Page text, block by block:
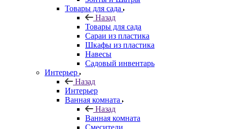
Товары для сада
Назад
Товары для сада
Сараи из пластика
Шкафы из пластика
Навесы
Садовый инвентарь
Интерьер
Назад
Интерьер
Ванная комната
Назад
Ванная комната
Смесители